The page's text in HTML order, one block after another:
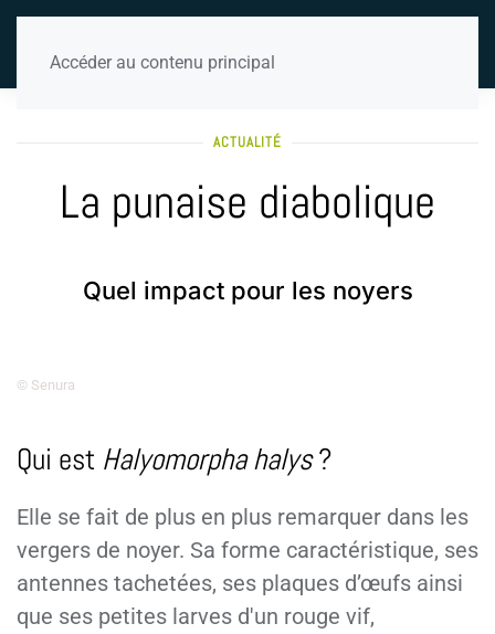
Accéder au contenu principal
ACTUALITÉ
La punaise diabolique
Quel impact pour les noyers
© Senura
Qui est Halyomorpha halys?
Elle se fait de plus en plus remarquer dans les
vergers de noyer. Sa forme caractéristique, ses
antennes tachetées, ses plaques d’œufs ainsi
que ses petites larves d'un rouge vif,